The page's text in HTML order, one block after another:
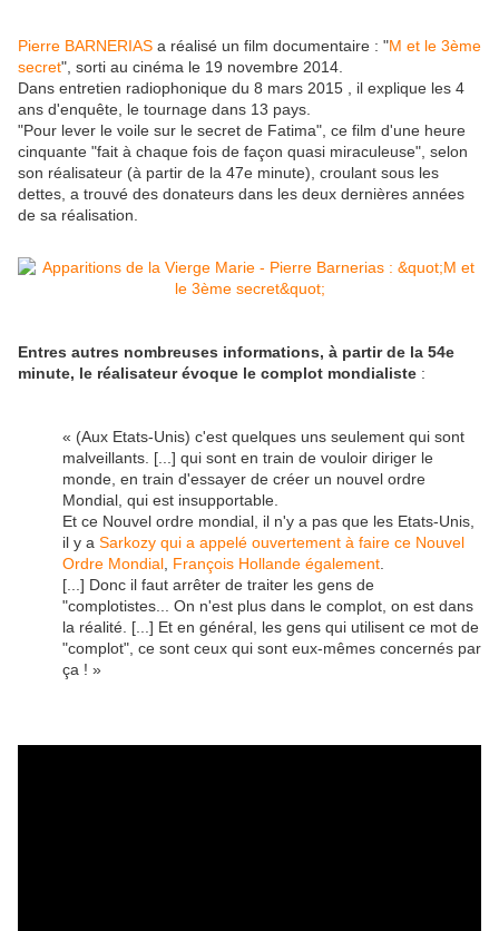
Pierre BARNERIAS a réalisé un film documentaire : "M et le 3ème
secret", sorti au cinéma le 19 novembre 2014.
Dans entretien radiophonique du 8 mars 2015
, il explique les 4
ans d'enquête, le tournage dans 13 pays.
"Pour lever le voile sur le secret de Fatima", ce film d'une heure
cinquante "fait à chaque fois de façon quasi miraculeuse", selon
son réalisateur (à partir de la 47e minute), croulant sous les
dettes, a trouvé des donateurs dans les deux dernières années
de sa réalisation.
Entres autres nombreuses informations, à partir de la 54e
minute, le réalisateur évoque le complot mondialiste :
« (Aux Etats-Unis) c'est quelques uns seulement qui sont
malveillants. [...] qui sont en train de vouloir diriger le
monde, en train d'essayer de créer un nouvel ordre
Mondial, qui est insupportable.
Et ce Nouvel ordre mondial, il n'y a pas que les Etats-Unis,
il y a Sarkozy qui a appelé ouvertement à faire ce Nouvel
Ordre Mondial François Hollande également
[...] Donc il faut arrêter de traiter les gens de
"complotistes... On n'est plus dans le complot, on est dans
la réalité. [...] Et en général, les gens qui utilisent ce mot de
"complot", ce sont ceux qui sont eux-mêmes concernés par
ça ! »